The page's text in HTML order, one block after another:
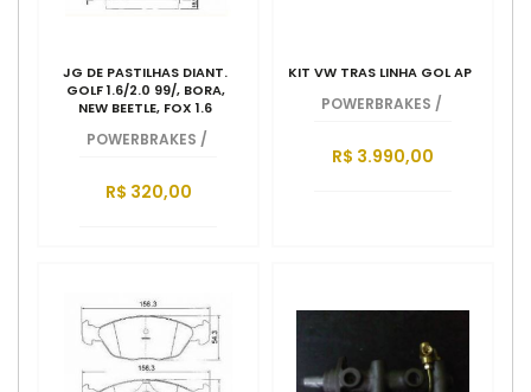
JG DE PASTILHAS DIANT.
GOLF 1.6/2.0 99/, BORA,
NEW BEETLE, FOX 1.6
POWERBRAKES /
R$ 320,00
KIT VW TRAS LINHA GOL AP
POWERBRAKES /
R$ 3.990,00